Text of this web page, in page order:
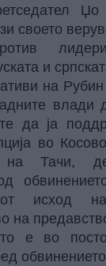
своето
и
на
влади
да ја
во
на Тачи,
исход
на
е во